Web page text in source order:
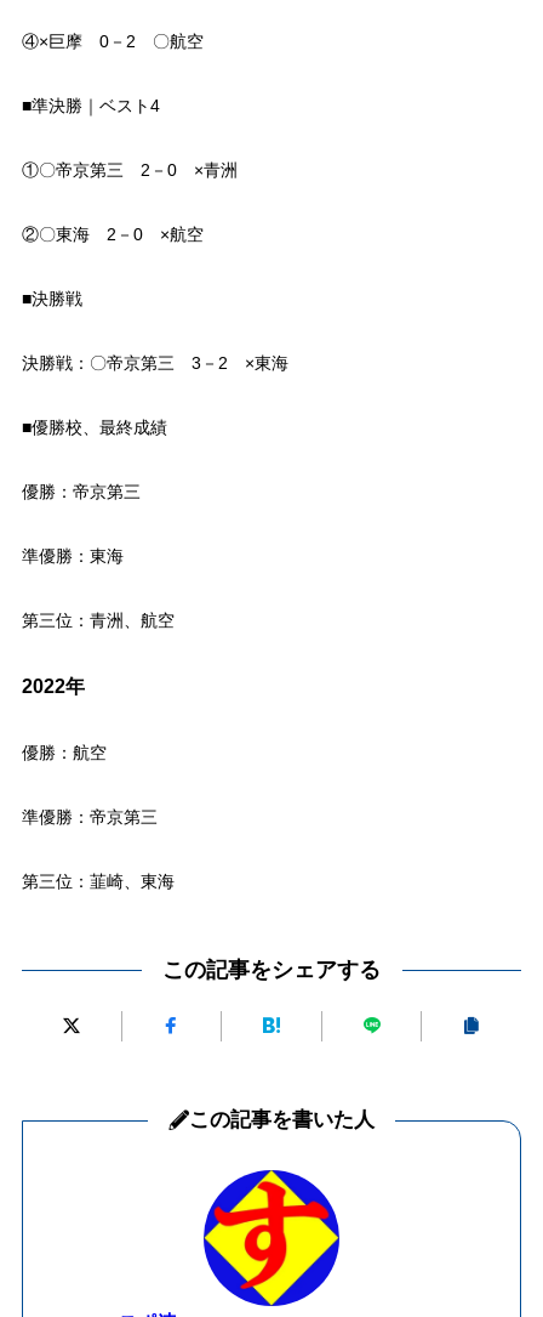
④×巨摩 0－2 〇航空
■準決勝｜ベスト4
①〇帝京第三 2－0 ×青洲
②〇東海 2－0 ×航空
■決勝戦
決勝戦：〇帝京第三 3－2 ×東海
■優勝校、最終成績
優勝：帝京第三
準優勝：東海
第三位：青洲、航空
2022年
優勝：航空
準優勝：帝京第三
第三位：韮崎、東海
この記事をシェアする
この記事を書いた人